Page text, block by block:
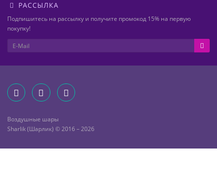
РАССЫЛКА
Подпишитесь на рассылку и получите промокод 15% на первую
покупку!
Воздушные шары
Sharlik (Шарлик) © 2016 – 2026